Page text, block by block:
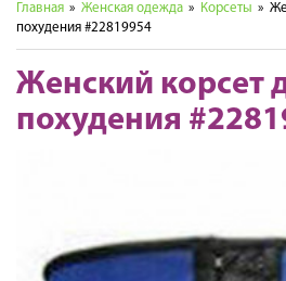
Главная » Женская одежда » Корсеты »
похудения #22819954
Женский корсет
похудения